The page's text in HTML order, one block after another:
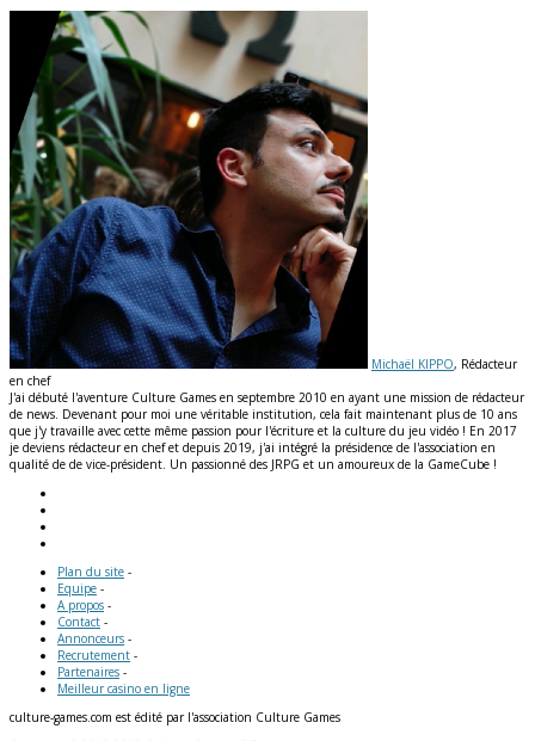
Michaël KIPPO, Rédacteur
en chef
J'ai débuté l'aventure Culture Games en septembre 2010 en ayant une mission de rédacteur
de news. Devenant pour moi une véritable institution, cela fait maintenant plus de 10 ans
que j'y travaille avec cette même passion pour l'écriture et la culture du jeu vidéo ! En 2017
je deviens rédacteur en chef et depuis 2019, j'ai intégré la présidence de l'association en
qualité de de vice-président. Un passionné des JRPG et un amoureux de la GameCube !
Plan du site -
Equipe -
A propos -
Contact -
Annonceurs -
Recrutement -
Partenaires -
Meilleur casino en ligne
culture-games.com est édité par l'association Culture Games